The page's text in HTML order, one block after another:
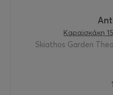
Καραϊσκάκη
Skiathos Garden